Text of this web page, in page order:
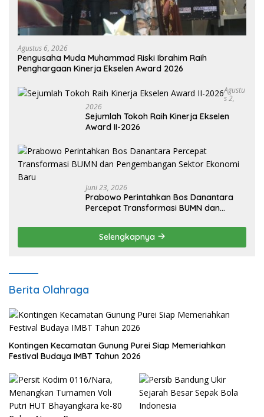
Agustus 6, 2026
Pengusaha Muda Muhammad Riski Ibrahim Raih
Penghargaan Kinerja Ekselen Award 2026
Agustu
S 2,
2026
Sejumlah Tokoh Raih Kinerja Ekselen
Award II-2026
Juni 23, 2026
Prabowo Perintahkan Bos Danantara
Percepat Transformasi BUMN dan
Selengkapnya
Berita Olahraga
Kontingen Kecamatan Gunung Purei Siap Memeriahkan
Festival Budaya IMBT Tahun 2026